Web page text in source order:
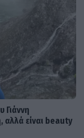
Γιάννη
αλλά είναι beauty